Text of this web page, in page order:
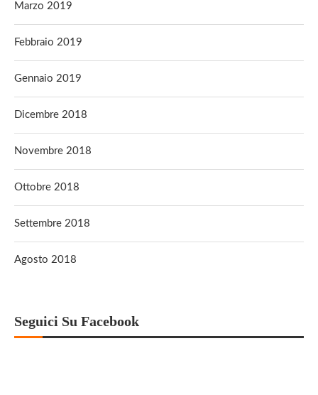
Marzo 2019
Febbraio 2019
Gennaio 2019
Dicembre 2018
Novembre 2018
Ottobre 2018
Settembre 2018
Agosto 2018
Seguici Su Facebook